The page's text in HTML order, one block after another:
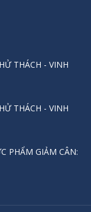
THÁCH - VINH
THÁCH - VINH
PHẨM GIẢM CÂN: